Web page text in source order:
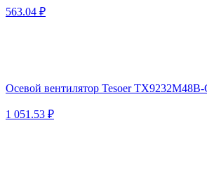
563.04 ₽
Осевой вентилятор Tesoer
1 051.53 ₽